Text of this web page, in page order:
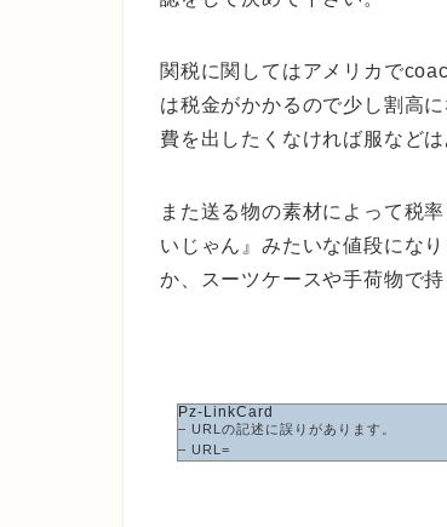
関税に関してはアメリカで
は税金がかかるので少し割高
費を出したくなければ服など
また送る物の素材によって税
いじゃん』みたいな値段にな
か、スーツケースや手荷物で
Pz-LinkCard
– URLの記述に誤りがあります。
– URL=